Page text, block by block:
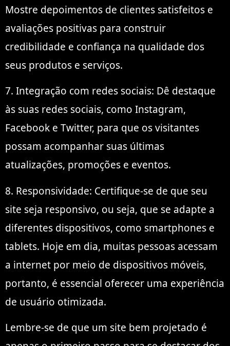
Mostre depoimentos de clientes satisfeitos e
avaliações positivas para construir
credibilidade e confiança na qualidade dos
seus produtos e serviços.
7. Integração com redes sociais: Dê destaque
às suas redes sociais, como Instagram,
Facebook e Twitter, para que os visitantes
possam acompanhar suas últimas
atualizações, promoções e eventos.
8. Responsividade: Certifique-se de que seu
site seja responsivo, ou seja, que se adapte a
diferentes dispositivos, como smartphones e
tablets. Hoje em dia, muitas pessoas acessam
a internet por meio de dispositivos móveis,
portanto, é essencial oferecer uma experiência
de usuário otimizada.
Lembre-se de que um site bem projetado é